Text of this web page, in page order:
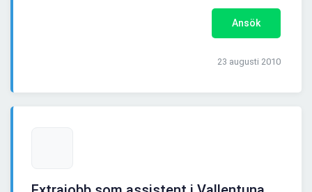
Ansök
23 augusti 2010